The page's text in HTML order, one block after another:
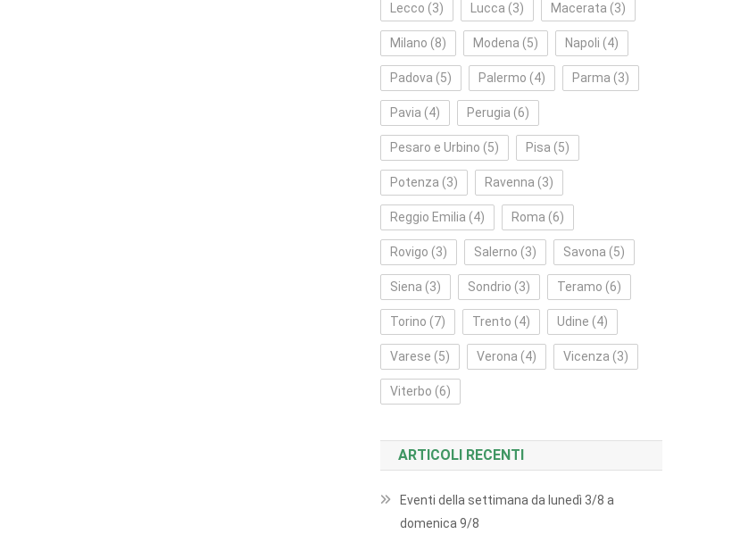
Lecco (3) Lucca (3) Macerata (3)
Milano (8) Modena (5) Napoli (4)
Padova (5) Palermo (4) Parma (3)
Pavia (4) Perugia (6)
Pesaro e Urbino (5) Pisa (5)
Potenza (3) Ravenna (3)
Reggio Emilia (4) Roma (6)
Rovigo (3) Salerno (3) Savona (5)
Siena (3) Sondrio (3) Teramo (6)
Torino (7) Trento (4) Udine (4)
Varese (5) Verona (4) Vicenza (3)
Viterbo (6)
ARTICOLI RECENTI
Eventi della settimana da lunedì 3/8 a
domenica 9/8